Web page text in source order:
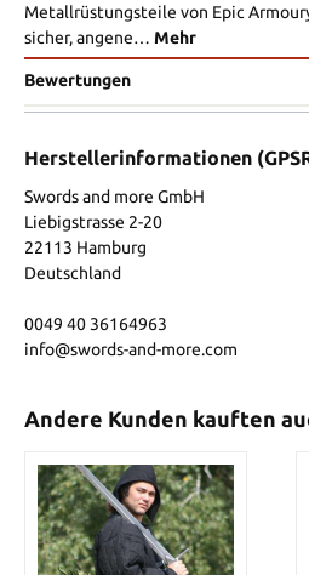
Metallrüstungsteile von Epic
sicher, angene… Mehr
Bewertungen
Herstellerinformationen
Swords and more GmbH
Liebigstrasse 2-20
22113 Hamburg
Deutschland
0049 40 36164963
info@swords-and-more.com
Andere Kunden kauften